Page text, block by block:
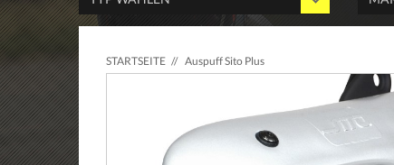
STARTSEITE // Auspuff Sito Plus